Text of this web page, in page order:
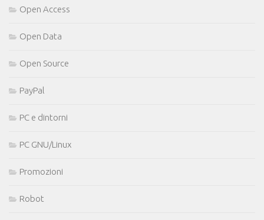
Open Access
Open Data
Open Source
PayPal
PC e dintorni
PC GNU/Linux
Promozioni
Robot